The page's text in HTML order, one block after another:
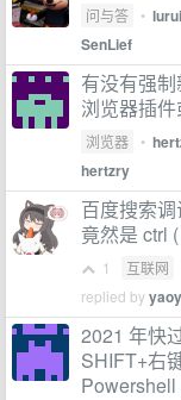
问与答 •
SenLief
有没有强
浏览器插
浏览器 •
hertzry
百度搜索
竟然是 ctrl
1 互联网
replied by
2021 年快
SHIFT+右
Powershell